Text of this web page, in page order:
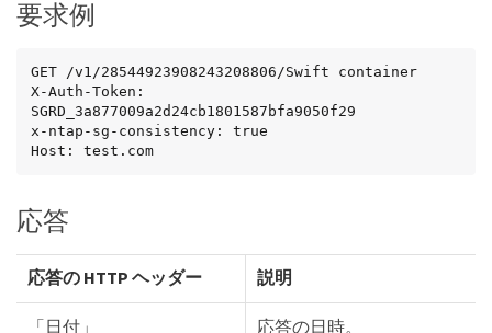
要求例
GET /v1/28544923908243208806/Swift container
X-Auth-Token:
SGRD_3a877009a2d24cb1801587bfa9050f29
x-ntap-sg-consistency: true
Host: test.com
応答
応答の HTTP ヘッダー 説明
「日付」 応答の日時。